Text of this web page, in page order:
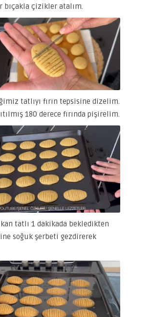
bıçakla çizikler atalım.
tatlıyı fırın tepsisine dizelim.
180 derece fırında pişirelim.
tatlı 1 dakikada bekledikten
soğuk şerbeti gezdirerek